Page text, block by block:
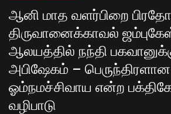
ஆனி மாத வளர்பிறை
திருவானைக்காவல்
ஆலயத்தில் நந்தி
அபிஷேகம் –
ஓம்நமச்சிவாய என்ற
வழிபாடு